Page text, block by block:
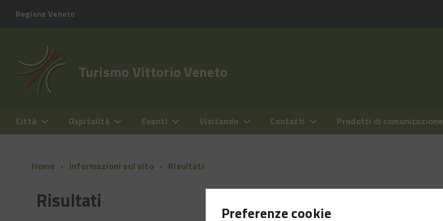
Preferenze cookie
Regione Veneto
Turismo Vittorio Veneto
Città Ospitalità Eventi Visitando Contatti Prodotti di comunicazione
Home Informazioni sul sito Risultati
Risultati